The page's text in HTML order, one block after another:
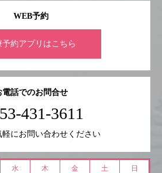
WEB予約
予約アプリはこちら
電話でのお問合せ
431-3611
軽にお問い合わせください
水 木 金 土 日